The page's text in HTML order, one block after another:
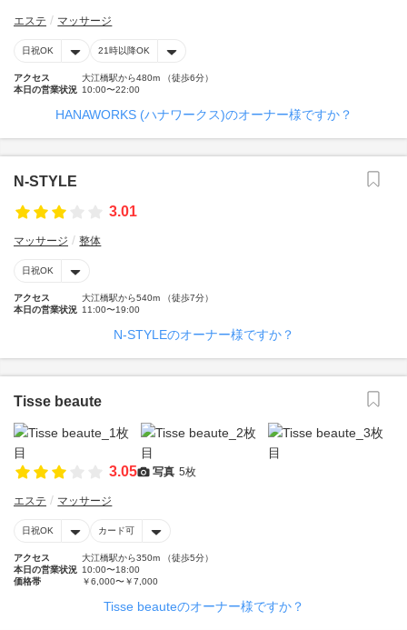
エステ マッサージ
日祝OK 21時以降OK
アクセス
大江橋駅から480m （徒歩6分）
本日の営業状況 10:00〜22:00
HANAWORKS (ハナワークス)のオーナー様ですか？
N-STYLE
3.01
マッサージ 整体
日祝OK
アクセス
大江橋駅から540m （徒歩7分）
本日の営業状況 11:00〜19:00
N-STYLEのオーナー様ですか？
Tisse beaute
3.05 写真 5枚
エステ マッサージ
日祝OK カード可
アクセス
大江橋駅から350m （徒歩5分）
本日の営業状況 10:00〜18:00
価格帯
￥6,000〜￥7,000
Tisse beauteのオーナー様ですか？